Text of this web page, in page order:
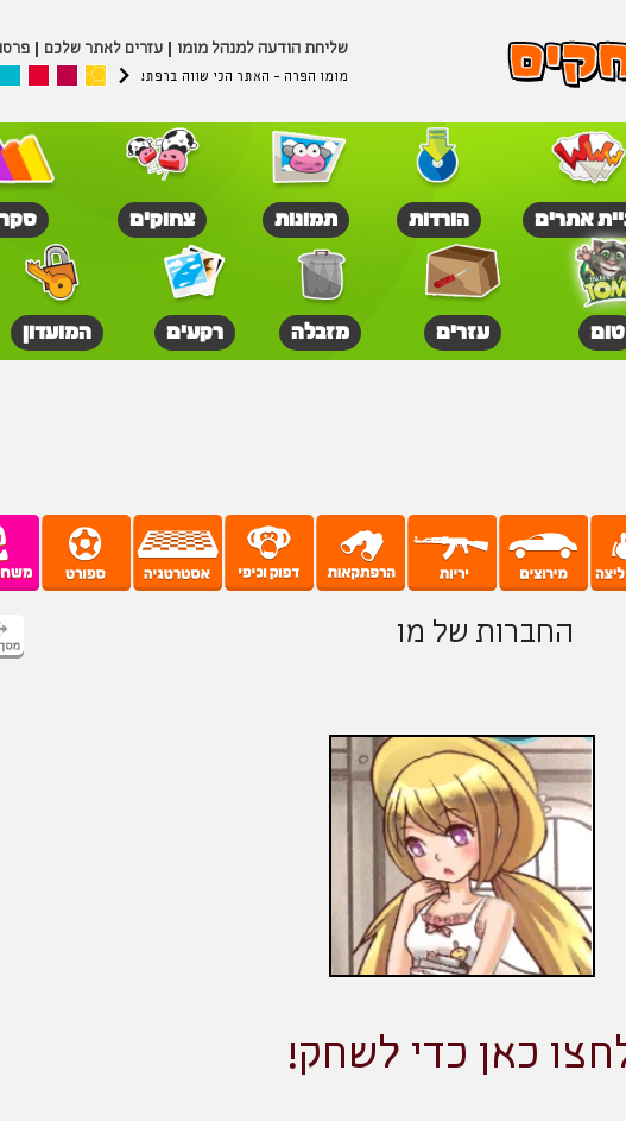
שליחת הודעה למנהל מומו עזרים לאתר שלכם
מומו הפרה - האתר הכי שווה ברפת!
אתרים הורדות תמונות צחוקים
טום עזרים מזבלה רקעים המועדון
החברות של מו
כאן כדי לשחק!